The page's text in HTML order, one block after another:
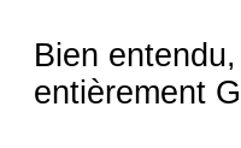
Bien
entièrement